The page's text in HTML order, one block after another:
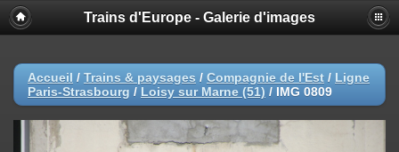
Trains d'Europe - Galerie d'images
Accueil / Trains & paysages / Compagnie de l'Est / Ligne
Paris-Strasbourg / Loisy sur Marne (51) / IMG 0809